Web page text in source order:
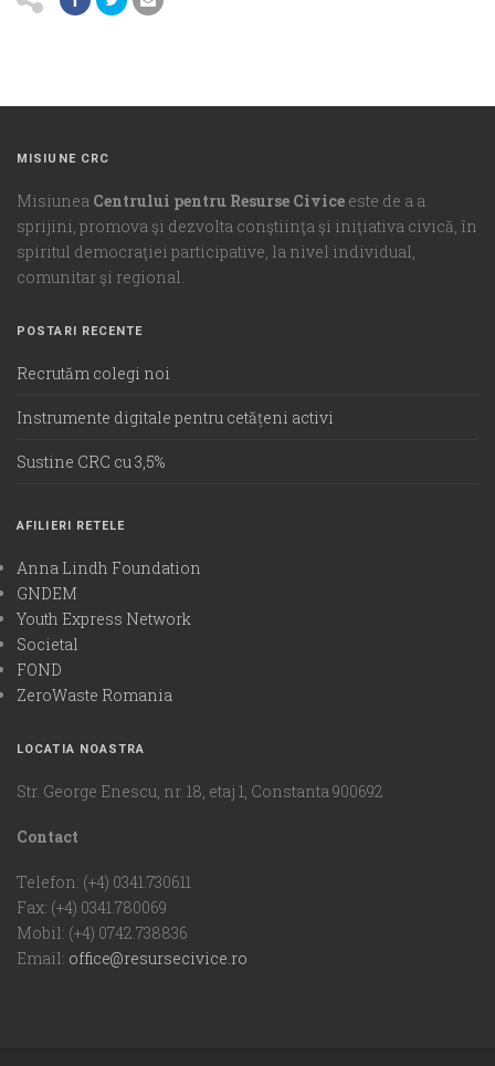
MISIUNE CRC
Misiunea Centrului pentru Resurse Civice este de a a
sprijini, promova şi dezvolta conştiinţa şi iniţiativa civică, în
spiritul democraţiei participative, la nivel individual,
comunitar şi regional.
POSTARI RECENTE
Recrutăm colegi noi
Instrumente digitale pentru cetățeni activi
Sustine CRC cu 3,5%
AFILIERI RETELE
Anna Lindh Foundation
GNDEM
Youth Express Network
Societal
FOND
ZeroWaste Romania
LOCATIA NOASTRA
Str. George Enescu, nr. 18, etaj 1, Constanta 900692
Contact
Telefon: (+4) 0341.730611
Fax: (+4) 0341.780069
Mobil: (+4) 0742.738836
Email: office@resursecivice.ro